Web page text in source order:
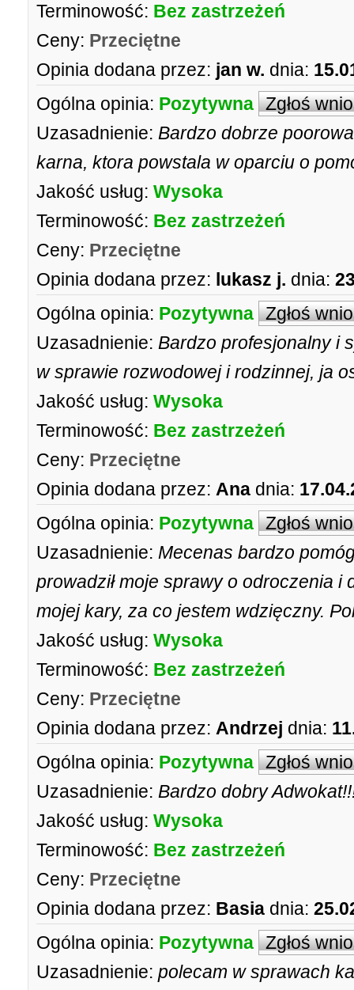
Terminowość: Bez zastrzeżeń
Ceny: Przeciętne
Opinia dodana przez: jan w. dnia:
Ogólna opinia: Pozytywna Zgłoś
Uzasadnienie: Bardzo dobrze
karna, ktora powstala w oparciu o
Jakość usług: Wysoka
Terminowość: Bez zastrzeżeń
Ceny: Przeciętne
Opinia dodana przez: lukasz j. dnia:
Ogólna opinia: Pozytywna Zgłoś
Uzasadnienie: Bardzo profesjonalny i
w sprawie rozwodowej i rodzinnej, ja
Jakość usług: Wysoka
Terminowość: Bez zastrzeżeń
Ceny: Przeciętne
Opinia dodana przez: Ana dnia:
Ogólna opinia: Pozytywna Zgłoś
Uzasadnienie: Mecenas bardzo
prowadził moje sprawy o odroczenia i
mojej kary, za co jestem wdzięczny.
Jakość usług: Wysoka
Terminowość: Bez zastrzeżeń
Ceny: Przeciętne
Opinia dodana przez: Andrzej dnia:
Ogólna opinia: Pozytywna Zgłoś
Uzasadnienie: Bardzo dobry
Jakość usług: Wysoka
Terminowość: Bez zastrzeżeń
Ceny: Przeciętne
Opinia dodana przez: Basia dnia:
Ogólna opinia: Pozytywna Zgłoś
Uzasadnienie: polecam w sprawach